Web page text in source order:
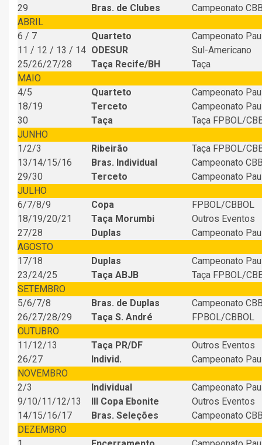
29
Bras. de Clubes
Campeonato
ABRIL
6 / 7
Quarteto
Campeonato
11 / 12 / 13 / 14 ODESUR
Sul-Americano
25/26/27/28
Taça Recife/BH
Taça
MAIO
4/5
Quarteto
Campeonato
18/19
Terceto
Campeonato
30
Taça
Taça FPBOL/
JUNHO
1/2/3
Ribeirão
Taça FPBOL/
13/14/15/16
Bras. Individual
Campeonato
29/30
Terceto
Campeonato
JULHO
6/7/8/9
Copa
FPBOL/CBBOL
18/19/20/21
Taça Morumbi
Outros Eventos
27/28
Duplas
Campeonato
AGOSTO
17/18
Duplas
Campeonato
23/24/25
Taça ABJB
Taça FPBOL/
SETEMBRO
5/6/7/8
Bras. de Duplas
Campeonato
26/27/28/29
Taça S. André
FPBOL/CBBOL
OUTUBRO
11/12/13
Taça PR/DF
Outros Eventos
26/27
Individ.
Campeonato
NOVEMBRO
2/3
Individual
Campeonato
9/10/11/12/13
III Copa Ebonite
Outros Eventos
14/15/16/17
Bras. Seleções
Campeonato
DEZEMBRO